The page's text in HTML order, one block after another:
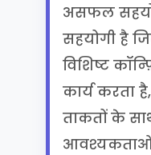
असफल
सहयोगी है
विशिष्ट
कार्य करता
ताकतों के
आवश्यकताओं